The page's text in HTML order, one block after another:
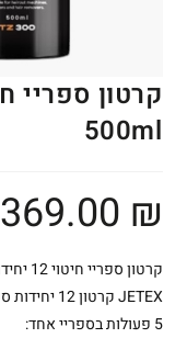
500ml
369.00 ₪
קרטון ספריי חיטוי 12 יחידות – JETEX
JETEX קרטון 12 יחידות ספריי חיטוי.
5 פעולות בספריי אחד: